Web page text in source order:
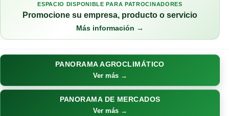
ESPACIO DISPONIBLE PARA PATROCINADORES
Promocione su empresa, producto o servicio
Más información →
PANORAMA AGROCLIMÁTICO
Ver más →
PANORAMA DE MERCADOS
Ver más →